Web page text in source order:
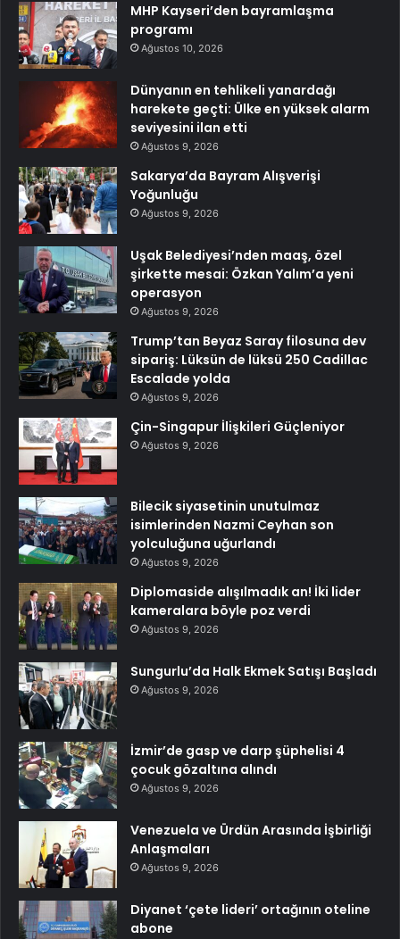
MHP Kayseri’den bayramlaşma
programı
Ağustos 10, 2026
Dünyanın en tehlikeli yanardağı
harekete geçti: Ülke en yüksek alarm
seviyesini ilan etti
Ağustos 9, 2026
Sakarya’da Bayram Alışverişi
Yoğunluğu
Ağustos 9, 2026
Uşak Belediyesi’nden maaş, özel
şirkette mesai: Özkan Yalım’a yeni
operasyon
Ağustos 9, 2026
Trump’tan Beyaz Saray filosuna dev
sipariş: Lüksün de lüksü 250 Cadillac
Escalade yolda
Ağustos 9, 2026
Çin-Singapur İlişkileri Güçleniyor
Ağustos 9, 2026
Bilecik siyasetinin unutulmaz
isimlerinden Nazmi Ceyhan son
yolculuğuna uğurlandı
Ağustos 9, 2026
Diplomaside alışılmadık an! İki lider
kameralara böyle poz verdi
Ağustos 9, 2026
Sungurlu’da Halk Ekmek Satışı Başladı
Ağustos 9, 2026
İzmir’de gasp ve darp şüphelisi 4
çocuk gözaltına alındı
Ağustos 9, 2026
Venezuela ve Ürdün Arasında İşbirliği
Anlaşmaları
Ağustos 9, 2026
Diyanet ‘çete lideri’ ortağının oteline
abone